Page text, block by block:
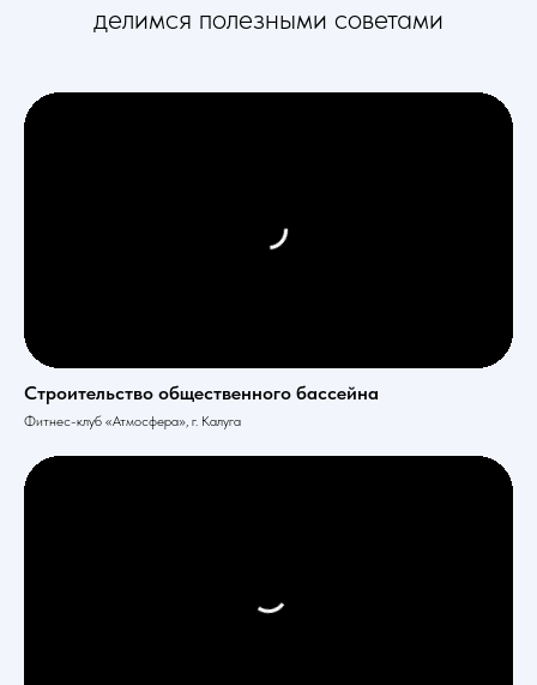
делимся полезными советами
Строительство общественного бассейна
Фитнес-клуб «Атмосфера», г. Калуга